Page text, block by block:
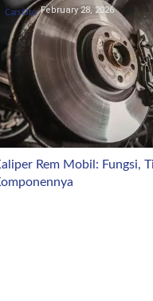
CarsOto February 28, 2026
Rem Mobil: Fungsi,